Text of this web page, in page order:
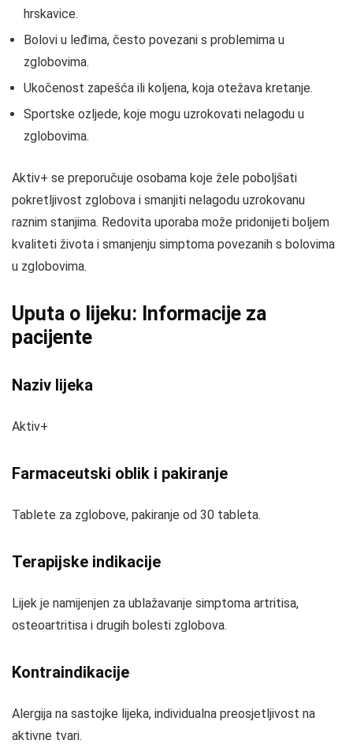
hrskavice.
Bolovi u leđima, često povezani s problemima u
zglobovima.
Ukočenost zapešća ili koljena, koja otežava kretanje.
Sportske ozljede, koje mogu uzrokovati nelagodu u
zglobovima.
Aktiv+ se preporučuje osobama koje žele poboljšati
pokretljivost zglobova i smanjiti nelagodu uzrokovanu
raznim stanjima. Redovita uporaba može pridonijeti boljem
kvaliteti života i smanjenju simptoma povezanih s bolovima
u zglobovima.
Uputa o lijeku: Informacije za
pacijente
Naziv lijeka
Aktiv+
Farmaceutski oblik i pakiranje
Tablete za zglobove, pakiranje od 30 tableta.
Terapijske indikacije
Lijek je namijenjen za ublažavanje simptoma artritisa,
osteoartritisa i drugih bolesti zglobova.
Kontraindikacije
Alergija na sastojke lijeka, individualna preosjetljivost na
aktivne tvari.